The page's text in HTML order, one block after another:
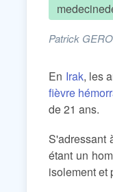
Patrick
En Irak, les
fièvre
de 21 ans.
S'adressant
étant un
isolement et